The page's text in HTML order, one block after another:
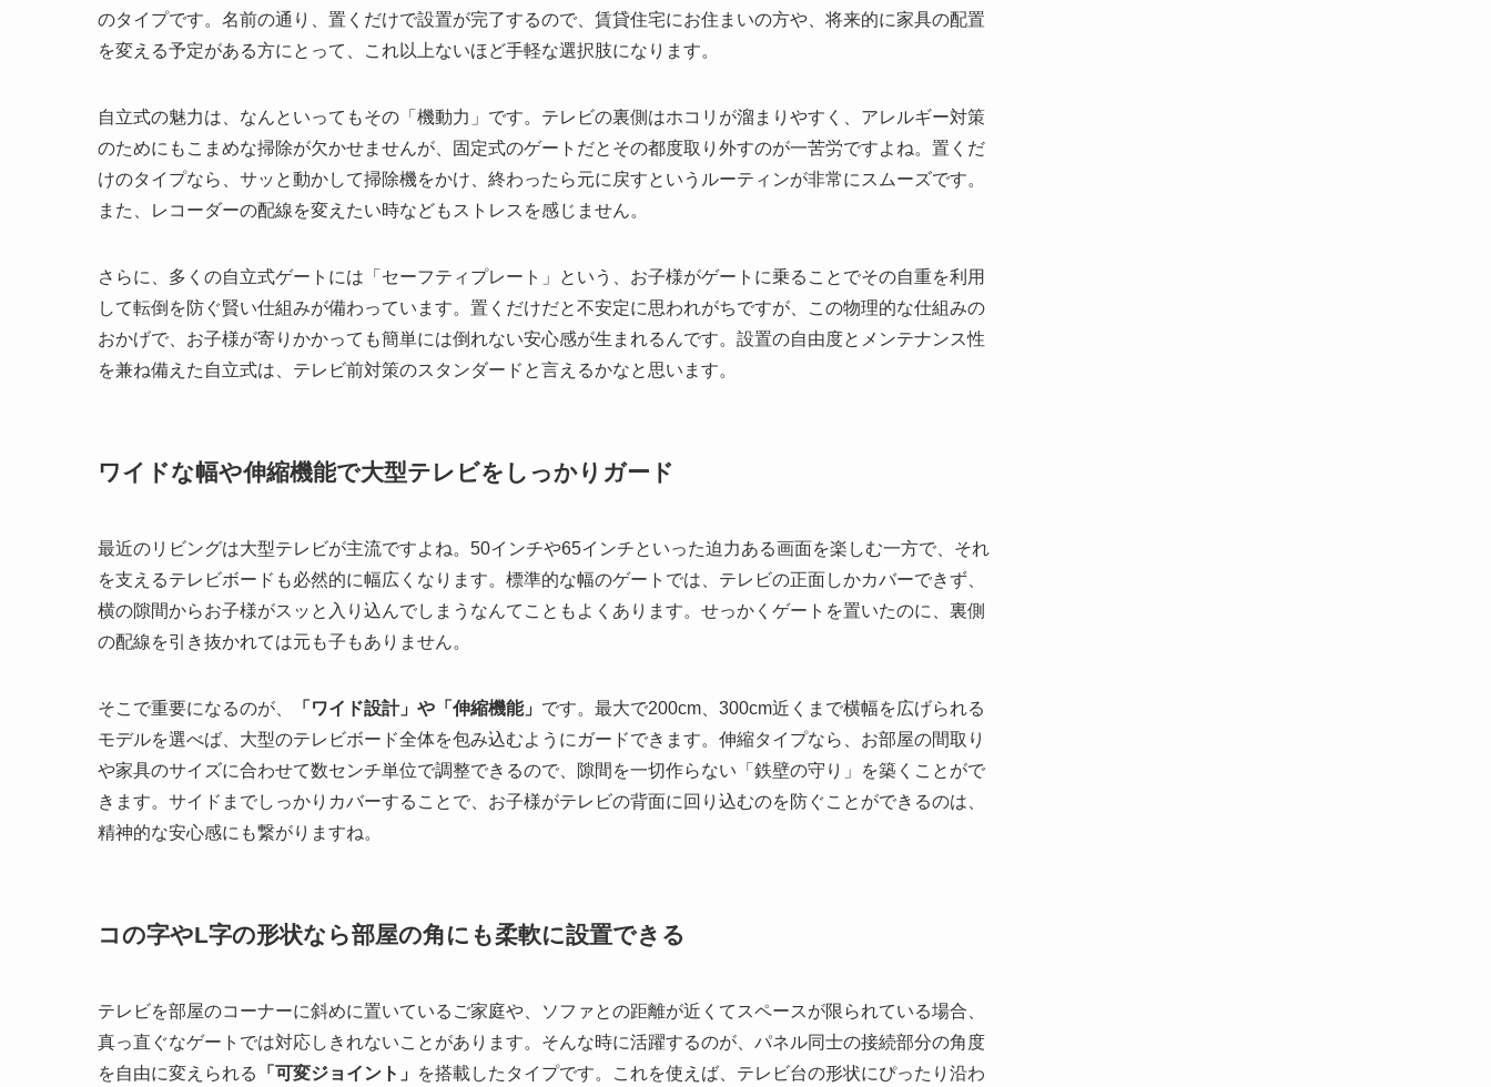
のタイプです。名前の通り、置くだけで設置が完了するので、賃貸住宅にお住まいの方や、将来的に家具の配置
を変える予定がある方にとって、これ以上ないほど手軽な選択肢になります。
自立式の魅力は、なんといってもその「機動力」です。テレビの裏側はホコリが溜まりやすく、アレルギー対策
のためにもこまめな掃除が欠かせませんが、固定式のゲートだとその都度取り外すのが一苦労ですよね。置くだ
けのタイプなら、サッと動かして掃除機をかけ、終わったら元に戻すというルーティンが非常にスムーズです。
また、レコーダーの配線を変えたい時などもストレスを感じません。
さらに、多くの自立式ゲートには「セーフティプレート」という、お子様がゲートに乗ることでその自重を利用
して転倒を防ぐ賢い仕組みが備わっています。置くだけだと不安定に思われがちですが、この物理的な仕組みの
おかげで、お子様が寄りかかっても簡単には倒れない安心感が生まれるんです。設置の自由度とメンテナンス性
を兼ね備えた自立式は、テレビ前対策のスタンダードと言えるかなと思います。
ワイドな幅や伸縮機能で大型テレビをしっかりガード
最近のリビングは大型テレビが主流ですよね。50インチや65インチといった迫力ある画面を楽しむ一方で、それ
を支えるテレビボードも必然的に幅広くなります。標準的な幅のゲートでは、テレビの正面しかカバーできず、
横の隙間からお子様がスッと入り込んでしまうなんてこともよくあります。せっかくゲートを置いたのに、裏側
の配線を引き抜かれては元も子もありません。
そこで重要になるのが、 「ワイド設計」や「伸縮機能」 です。最大で200cm、300cm近くまで横幅を広げられる
モデルを選べば、大型のテレビボード全体を包み込むようにガードできます。伸縮タイプなら、お部屋の間取り
や家具のサイズに合わせて数センチ単位で調整できるので、隙間を一切作らない「鉄壁の守り」を築くことがで
きます。サイドまでしっかりカバーすることで、お子様がテレビの背面に回り込むのを防ぐことができるのは、
精神的な安心感にも繋がりますね。
コの字やL字の形状なら部屋の角にも柔軟に設置できる
テレビを部屋のコーナーに斜めに置いているご家庭や、ソファとの距離が近くてスペースが限られている場合、
真っ直ぐなゲートでは対応しきれないことがあります。そんな時に活躍するのが、パネル同士の接続部分の角度
を自由に変えられる
「可変ジョイント」 を搭載したタイプです。これを使えば、テレビ台の形状にぴったり沿わ